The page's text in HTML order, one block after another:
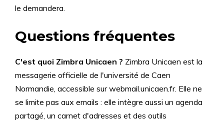
le demandera.
Questions fréquentes
C'est quoi Zimbra Unicaen ? Zimbra Unicaen est la
messagerie officielle de l'université de Caen
Normandie, accessible sur webmail.unicaen.fr. Elle ne
se limite pas aux emails : elle intègre aussi un agenda
partagé, un carnet d'adresses et des outils